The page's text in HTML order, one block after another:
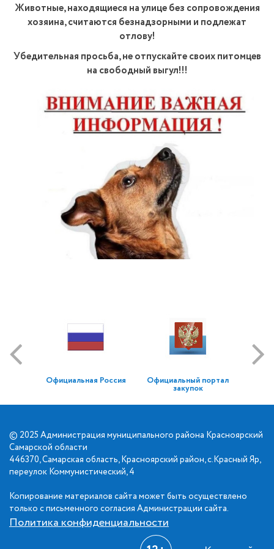
Животные, находящиеся на улице без сопровождения
хозяина, считаются безнадзорными и подлежат
отлову!
Убедительная просьба, не отпускайте своих питомцев
на свободный выгул!!!
Официальная Россия Официальный портал
закупок
© 2025 Администрация муниципального района Красноярский
Самарской области
446370, Самарская область, Красноярский район, с.Красный Яр,
переулок Коммунистический, 4
Копирование материалов сайта может быть осуществлено
только с письменного согласия Администрации сайта.
Политика конфиденциальности